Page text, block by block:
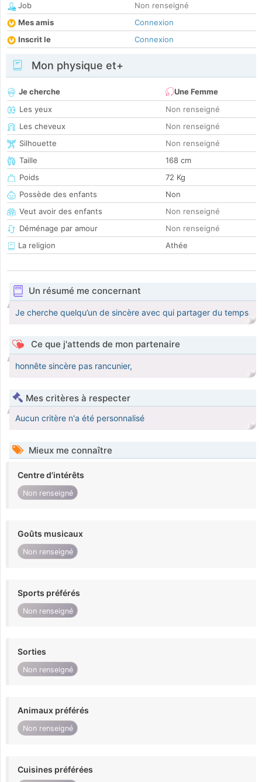
Job
Non renseigné
Mes amis
Connexion
Inscrit le
Connexion
Mon physique et+
Je cherche
Une Femme
Les yeux
Non renseigné
Les cheveux
Non renseigné
Silhouette
Non renseigné
Taille
168 cm
Poids
72 Kg
Possède des enfants
Non
Veut avoir des enfants
Non renseigné
Déménage par amour
Non renseigné
La religion
Athée
Un résumé me concernant
Je cherche quelqu’un de sincère avec qui partager du temps
Ce que j'attends de mon partenaire
honnête sincère pas rancunier,
Mes critères à respecter
Aucun critère n'a été personnalisé
Mieux me connaître
Centre d'intérêts
Non renseigné
Goûts musicaux
Non renseigné
Sports préférés
Non renseigné
Sorties
Non renseigné
Animaux préférés
Non renseigné
Cuisines préférées